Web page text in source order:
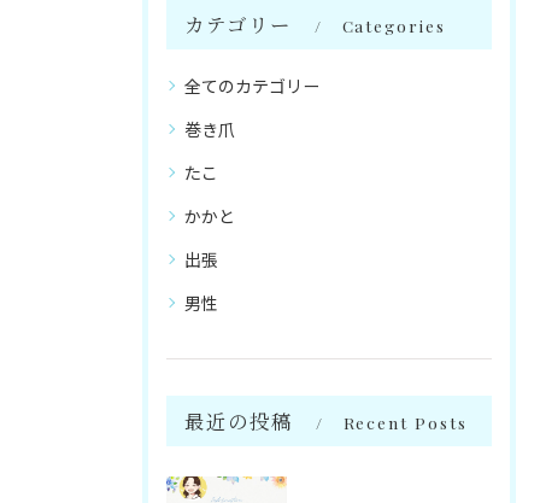
カテゴリー Categories
全てのカテゴリー
巻き爪
たこ
かかと
出張
男性
最近の投稿 Recent Posts